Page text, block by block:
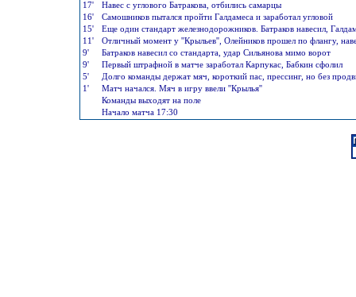
17'
Навес с углового Батракова, отбились самарцы
16'
Самошников пытался пройти Галдамеса и заработал угловой
15'
Еще один стандарт железнодорожников. Батраков навесил,
11'
Отличный момент у ''Крыльев'', Олейников прошел по флангу,
9'
Батраков навесил со стандарта, удар Сильянова мимо ворот
9'
Первый штрафной в матче заработал Карпукас, Бабкин сфолил
5'
Долго команды держат мяч, короткий пас, прессинг, но без
1'
Матч начался. Мяч в игру ввели ''Крылья''
Команды выходят на поле
Начало матча 17:30